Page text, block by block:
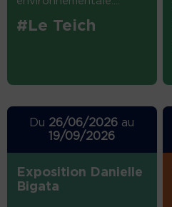
#Le Teich
Du 26/06/2026 au
19/09/2026
Exposition Danielle
Bigata